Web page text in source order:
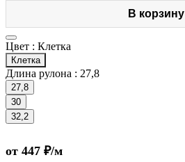
В корзину
Цвет : Клетка
Клетка
Длина рулона : 27,8
27,8
30
32,2
от 447 ₽/м